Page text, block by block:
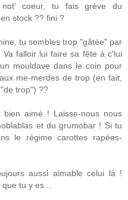
coeur, tu fais grève du
stock ?? fini ?
tu sembles trop "gâtée" par
Va falloir lui faire sa fête à c'lui
mouldave dans le coin pour
me-merdes de trop (en fait,
trop") ??
aimé ! Laisse-nous nous
et du grumobar ! Si tu
le régime carottes rapées-
aussi aimable celui là !
tu y es...